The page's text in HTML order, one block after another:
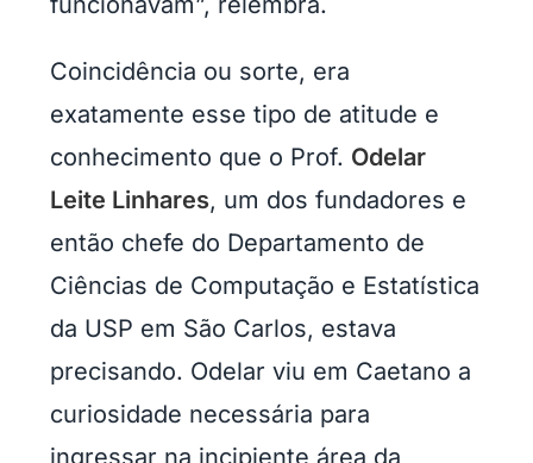
Coincidência ou sorte, era
exatamente esse tipo de atitude e
conhecimento que o Prof. Odelar
Leite Linhares, um dos fundadores e
então chefe do Departamento de
Ciências de Computação e Estatística
da USP em São Carlos, estava
precisando. Odelar viu em Caetano a
curiosidade necessária para
ingressar na incipiente área da